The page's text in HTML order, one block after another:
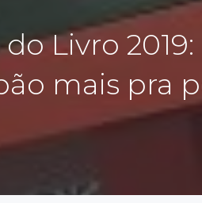
Livro
mais pra